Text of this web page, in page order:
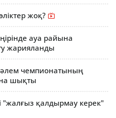
жоқ?
ауа райына
жарияланды
чемпионатының
шықты
"жалғыз қалдырмау керек"